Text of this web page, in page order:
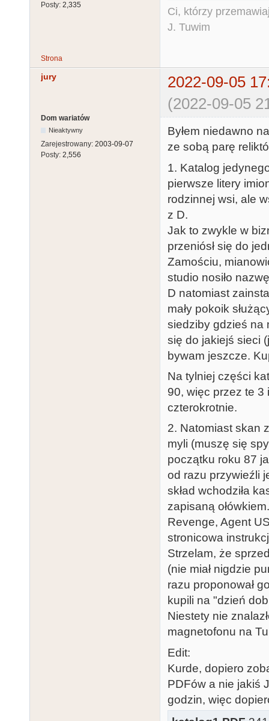
Posty: 2,335
Ci, którzy
J. Tuwim
Strona
jury
2022-09-05
(2022-09-05
Dom wariatów
Nieaktywny
Zarejestrowany: 2003-09-07
Posty: 2,556
Byłem niedawno
ze sobą parę
1. Katalog
pierwsze litery
rodzinnej wsi, ale
z D.
Jak to zwykle w
przeniósł się do
Zamościu,
studio nosiło
D natomiast
mały pokoik
siedziby gdzieś na
się do jakiejś sieci
bywam jeszcze.
Na tylniej części
90, więc przez te 3
czterokrotnie.
2. Natomiast skan
myli (muszę się
początku roku 87
od razu przywieźli
skład wchodziła
zapisaną
Revenge, Agent
stronicowa
Strzelam, że
(nie miał nigdzie
razu proponował
kupili na "dzień
Niestety nie
magnetofonu na
Edit:
Kurde, dopiero
PDFów a nie jakiś
godzin, więc